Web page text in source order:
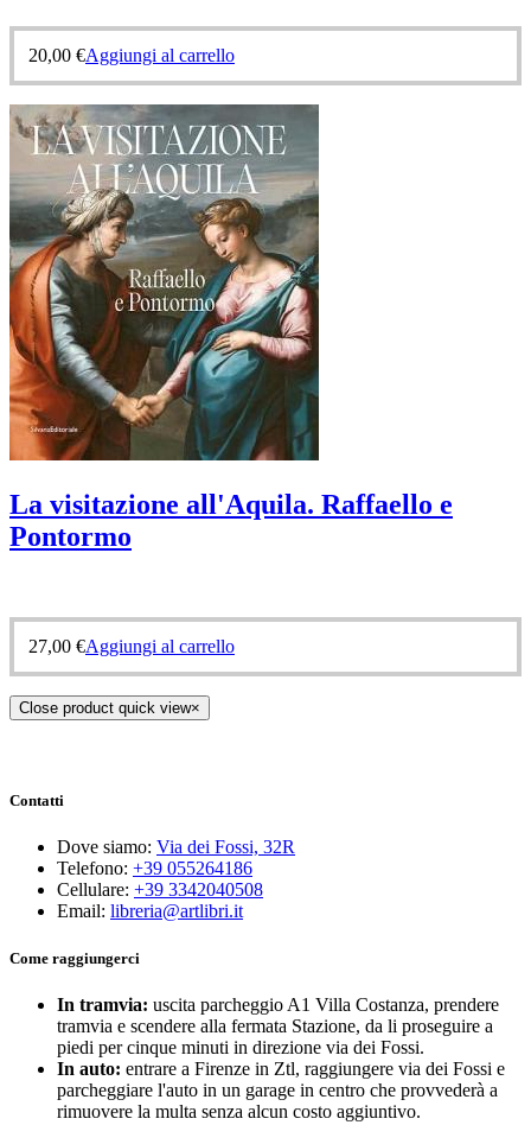
20,00 €Aggiungi al carrello
La visitazione all'Aquila. Raffaello e
Pontormo
27,00 €Aggiungi al carrello
Close product quick view×
Contatti
Dove siamo: Via dei Fossi, 32R
Telefono: +39 055264186
Cellulare: +39 3342040508
Email: libreria@artlibri.it
Come raggiungerci
In tramvia: uscita parcheggio A1 Villa Costanza, prendere
tramvia e scendere alla fermata Stazione, da li proseguire a
piedi per cinque minuti in direzione via dei Fossi.
In auto: entrare a Firenze in Ztl, raggiungere via dei Fossi e
parcheggiare l'auto in un garage in centro che provvederà a
rimuovere la multa senza alcun costo aggiuntivo.